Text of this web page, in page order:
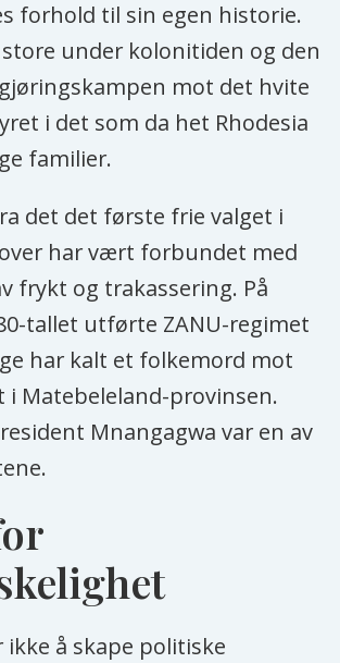
forhold til sin egen historie.
store under kolonitiden og den
mot det hvite
i det som da het Rhodesia
familier.
det det første frie valget i
har vært forbundet med
frykt og trakassering. På
tallet utførte ZANU-regimet
har kalt et folkemord mot
i Matebeleland-provinsen.
Mnangagwa var en av
ikke å skape politiske